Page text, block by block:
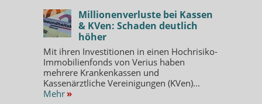
Millionenverluste bei Kassen
& KVen: Schaden deutlich
höher
Mit ihren Investitionen in einen Hochrisiko-
Immobilienfonds von Verius haben
mehrere Krankenkassen und
Kassenärztliche Vereinigungen (KVen)...
Mehr »